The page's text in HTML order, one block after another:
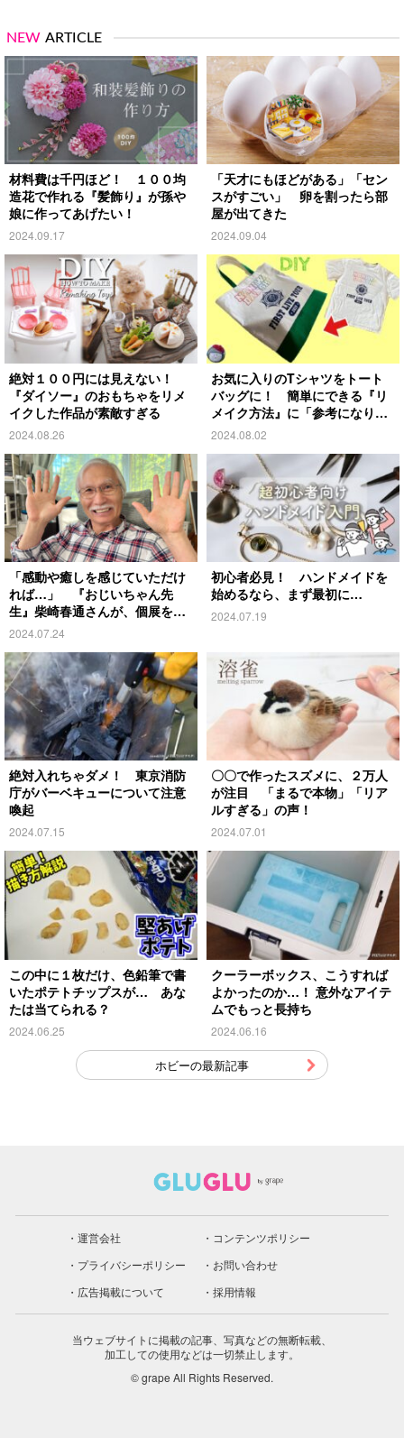
NEW ARTICLE
材料費は千円ほど！ １００均
造花で作れる『髪飾り』が孫や
娘に作ってあげたい！
2024.09.17
「天才にもほどがある」「セン
スがすごい」 卵を割ったら部
屋が出てきた
2024.09.04
絶対１００円には見えない！
『ダイソー』のおもちゃをリメ
イクした作品が素敵すぎる
2024.08.26
お気に入りのTシャツをトート
バッグに！ 簡単にできる『リ
メイク方法』に「参考になりま
す」
2024.08.02
「感動や癒しを感じていただけ
れば…」 『おじいちゃん先
生』柴崎春通さんが、個展を開
催！
2024.07.24
初心者必見！ ハンドメイドを
始めるなら、まず最初に…
2024.07.19
絶対入れちゃダメ！ 東京消防
庁がバーベキューについて注意
喚起
2024.07.15
〇〇で作ったスズメに、２万人
が注目 「まるで本物」「リア
ルすぎる」の声！
2024.07.01
この中に１枚だけ、色鉛筆で書
いたポテトチップスが… あな
たは当てられる？
2024.06.25
クーラーボックス、こうすれば
よかったのか…！ 意外なアイテ
ムでもっと長持ち
2024.06.16
ホビーの最新記事
運営会社
コンテンツポリシー
プライバシーポリシー
お問い合わせ
広告掲載について
採用情報
当ウェブサイトに掲載の記事、写真などの無断転載、
加工しての使用などは一切禁止します。
© grape All Rights Reserved.